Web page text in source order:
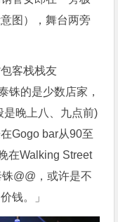
图），舞台两旁
客栈栈友
铢的是少数店家，
是晚上八、九点前)
Gogo bar从90至
在Walking Street
@@，或许是不
钱。」